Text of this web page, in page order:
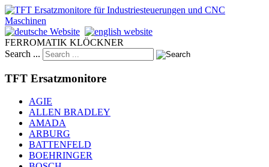
FERROMATIK KLÖCKNER
Search ...
TFT Ersatzmonitore
AGIE
ALLEN BRADLEY
AMADA
ARBURG
BATTENFELD
BOEHRINGER